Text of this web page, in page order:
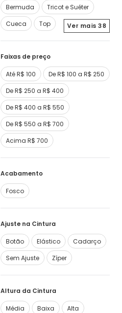
Bermuda
Tricot e Suéter
Cueca
Top Ver mais38
Faixas de preço
Até R$ 100
De R$ 100 a R$ 250
De R$ 250 a R$ 400
De R$ 400 a R$ 550
De R$ 550 a R$ 700
Acima R$ 700
Acabamento
Fosco
Ajuste na Cintura
Botão Elástico
Cadarço
Sem Ajuste
Zíper
Altura da Cintura
Média Baixa Alta